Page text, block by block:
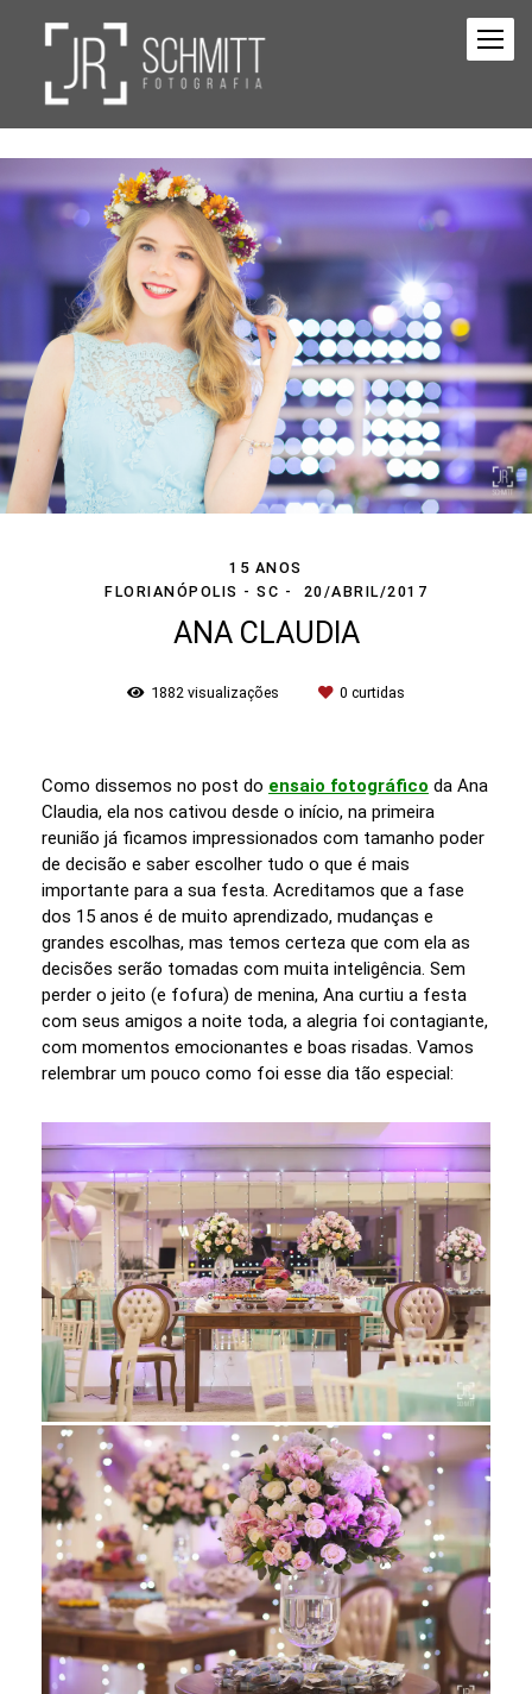
15 ANOS
FLORIANÓPOLIS - SC
20/ABRIL/2017
ANA CLAUDIA
1882 visualizações 0 curtidas
Como dissemos no post do ensaio fotográfico da Ana
Claudia, ela nos cativou desde o início, na primeira
reunião já ficamos impressionados com tamanho poder
de decisão e saber escolher tudo o que é mais
importante para a sua festa. Acreditamos que a fase
dos 15 anos é de muito aprendizado, mudanças e
grandes escolhas, mas temos certeza que com ela as
decisões serão tomadas com muita inteligência. Sem
perder o jeito (e fofura) de menina, Ana curtiu a festa
com seus amigos a noite toda, a alegria foi contagiante,
com momentos emocionantes e boas risadas. Vamos
relembrar um pouco como foi esse dia tão especial: